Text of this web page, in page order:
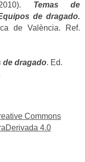
Temas de
de dragado.
de València. Ref.
de dragado. Ed.
Commons
4.0